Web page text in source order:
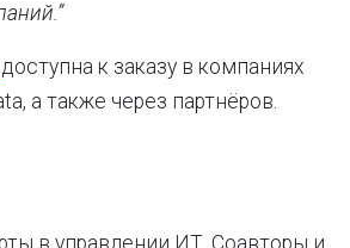
доступна к заказу в компаниях
а также через партнёров.
в управлении ИТ. Соавторы и